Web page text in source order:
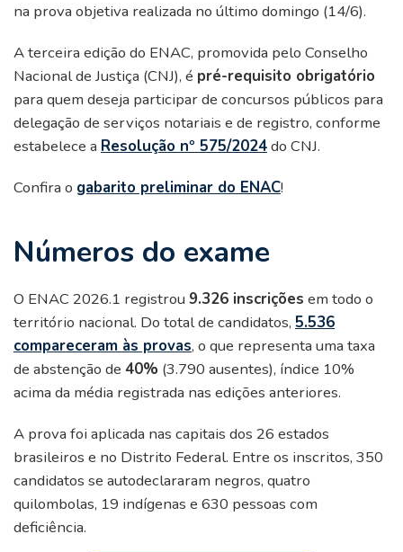
na prova objetiva realizada no último domingo (14/6).
A terceira edição do ENAC, promovida pelo Conselho
Nacional de Justiça (CNJ), é pré-requisito obrigatório
para quem deseja participar de concursos públicos para
delegação de serviços notariais e de registro, conforme
estabelece a Resolução nº 575/2024do CNJ.
Confira o gabarito preliminar do ENAC!
Números do exame
O ENAC 2026.1 registrou 9.326 inscrições em todo o
território nacional. Do total de candidatos, 5.536
compareceram às provas, o que representa uma taxa
de abstenção de 40% (3.790 ausentes), índice 10%
acima da média registrada nas edições anteriores.
A prova foi aplicada nas capitais dos 26 estados
brasileiros e no Distrito Federal. Entre os inscritos, 350
candidatos se autodeclararam negros, quatro
quilombolas, 19 indígenas e 630 pessoas com
deficiência.